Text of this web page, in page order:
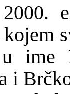
kojem
ime
i Brč